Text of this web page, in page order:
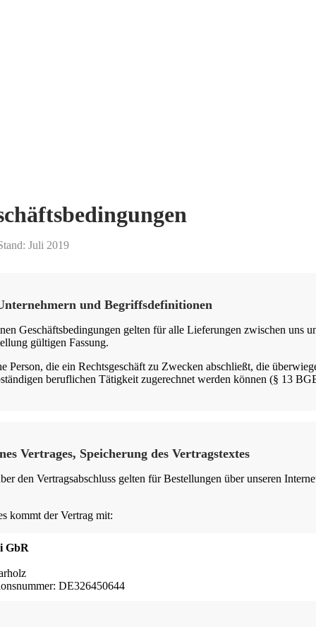
Juli 2019
und Begriffsdefinitionen
Geschäftsbedingungen gelten für alle Lieferungen zwischen uns
gültigen Fassung.
Person, die ein Rechtsgeschäft zu Zwecken abschließt, die
beruflichen Tätigkeit zugerechnet werden können (§ 13
Vertrages, Speicherung des Vertragstextes
den Vertragsabschluss gelten für Bestellungen über unseren
kommt der Vertrag mit:
GbR
DE326450644